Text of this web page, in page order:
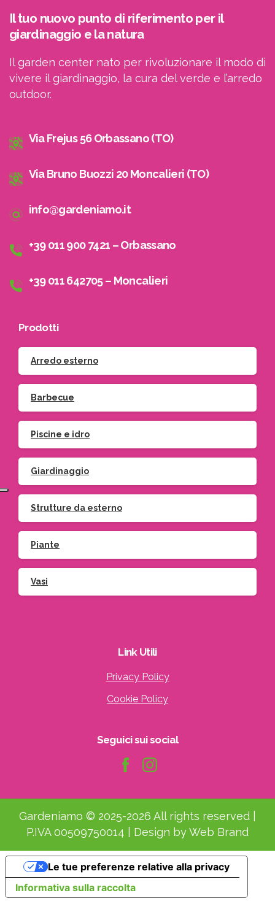
Il tuo nuovo punto di riferimento per il
giardinaggio e la natura
Il garden center nato per rivoluzionare il modo di
vivere il giardinaggio, la cura del verde e l’arredo
outdoor.
Via Frejus 56 Orbassano (TO)
Via Bruno Buozzi 20 Moncalieri (TO)
info@gardeniamo.it
+39 011 900 7421 – Orbassano
+39 011 642705 – Moncalieri
Prodotti
Arredo esterno
Barbecue
Piscine e idro
Giardinaggio
Strutture da esterno
Piante
Vasi
Link Utili
Privacy Policy
Cookie Policy
Seguicisuisocial
Gardeniamo © 2025-2026 All rights reserved |
P.IVA 00509750014 | Design by Web Brand
Potrai visualizzare i nostri volantini con tutte
le offerte mensili!
Indirizzo email:
Informativa sulla raccolta
Le tue preferenze relative alla privacy